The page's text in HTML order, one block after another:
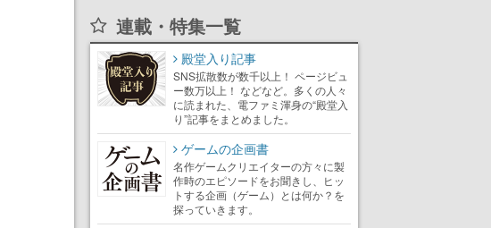
連載・特集一覧
殿堂入り記事
SNS拡散数が数千以上！ ページビュ
ー数万以上！ などなど。多くの人々
に読まれた、電ファミ渾身の“殿堂入
り”記事をまとめました。
ゲームの企画書
名作ゲームクリエイターの方々に製
作時のエピソードをお聞きし、ヒッ
トする企画（ゲーム）とは何か？を
探っていきます。